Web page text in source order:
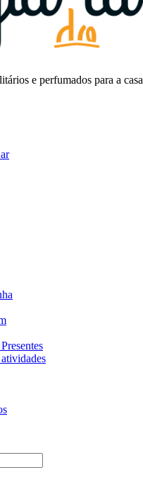
e perfumados para a casa